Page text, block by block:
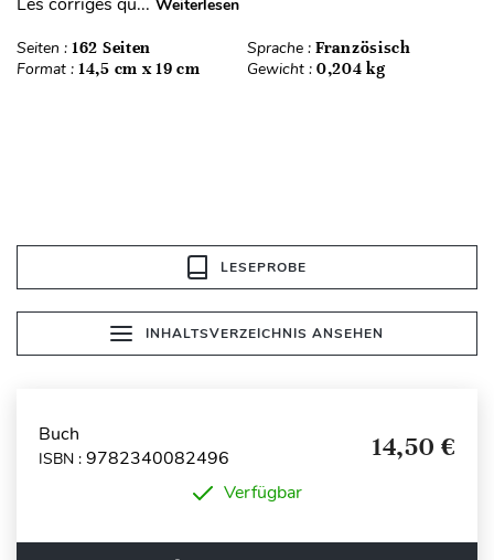
Weiterlesen
Seiten : 162 Seiten Sprache : Französisch
Format : 14,5 cm x 19 cm Gewicht : 0,204 kg
LESEPROBE
INHALTSVERZEICHNIS ANSEHEN
Buch
ISBN : 9782340082496 14,50 €
Verfügbar